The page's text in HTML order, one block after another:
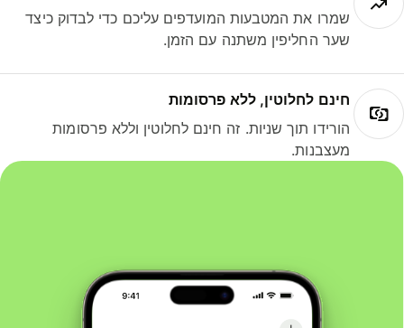
שמרו את המטבעות המועדפים עליכם כדי לבדוק כיצד
שער החליפין משתנה עם הזמן.
חינם לחלוטין, ללא פרסומות
הורידו תוך שניות. זה חינם לחלוטין וללא פרסומות
מעצבנות.